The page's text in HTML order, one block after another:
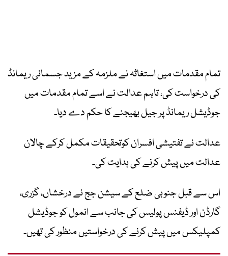
تمام مقدمات میں استغاثہ نے ملزمہ کے مزید جسمانی ریمانڈ
کی درخواست کی، تاہم عدالت نے اسے تمام مقدمات میں
جوڈیشل ریمانڈ پر جیل بھیجنے کا حکم دے دیا۔
عدالت نے تفتیشی افسران کوتحقیقات مکمل کرکے چالان
عدالت میں پیش کرنے کی ہدایت کی۔
اس سے قبل جنوبی ضلع کے سیشن جج نے درخشاں، گزری،
گارڈن اور ڈیفنس پولیس کی جانب سے انمول کو جوڈیشل
کمپلیکس میں پیش کرنے کی درخواستیں منظور کی تھیں۔